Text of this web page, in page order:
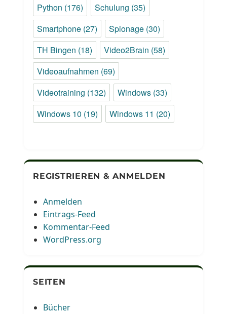
Python (176) Schulung (35)
Smartphone (27) Spionage (30)
TH Bingen (18) Video2Brain (58)
Videoaufnahmen (69)
Videotraining (132) Windows (33)
Windows 10 (19) Windows 11 (20)
REGISTRIEREN & ANMELDEN
Anmelden
Eintrags-Feed
Kommentar-Feed
WordPress.org
SEITEN
Bücher